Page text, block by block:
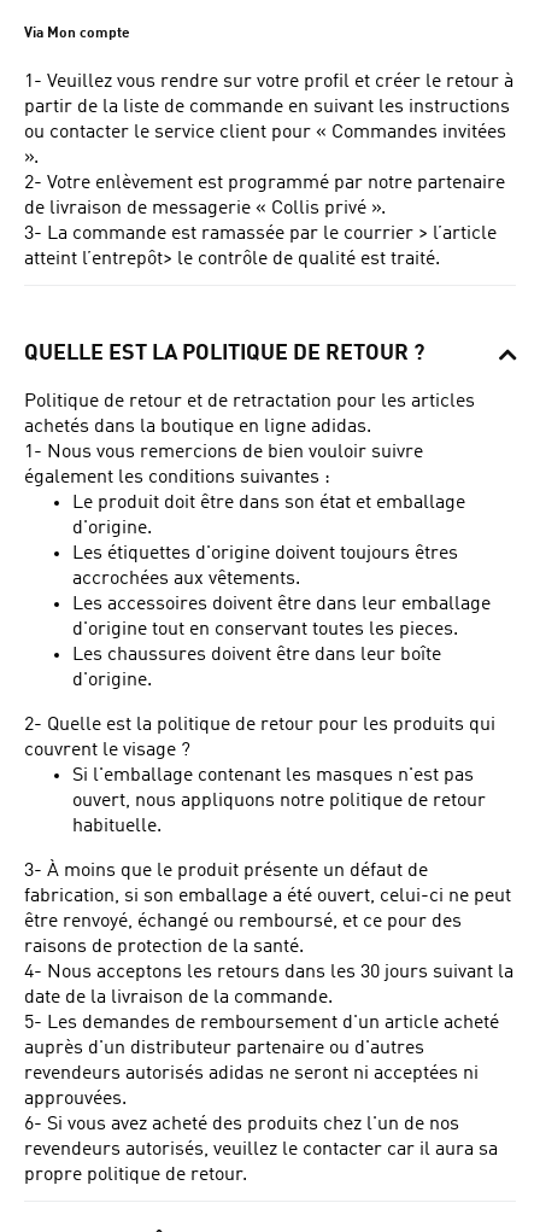
Via Mon compte
1- Veuillez vous rendre sur votre profil et créer le retour à
partir de la liste de commande en suivant les instructions
ou contacter le service client pour « Commandes invitées
».
2- Votre enlèvement est programmé par notre partenaire
de livraison de messagerie « Collis privé ».
3- La commande est ramassée par le courrier > l’article
atteint l’entrepôt> le contrôle de qualité est traité.
QUELLE EST LA POLITIQUE DE RETOUR ?
Politique de retour et de retractation pour les articles
achetés dans la boutique en ligne adidas.
1- Nous vous remercions de bien vouloir suivre
également les conditions suivantes :
Le produit doit être dans son état et emballage
d'origine.
Les étiquettes d'origine doivent toujours êtres
accrochées aux vêtements.
Les accessoires doivent être dans leur emballage
d'origine tout en conservant toutes les pieces.
Les chaussures doivent être dans leur boîte
d'origine.
2- Quelle est la politique de retour pour les produits qui
couvrent le visage ?
Si l'emballage contenant les masques n'est pas
ouvert, nous appliquons notre politique de retour
habituelle.
3- À moins que le produit présente un défaut de
fabrication, si son emballage a été ouvert, celui-ci ne peut
être renvoyé, échangé ou remboursé, et ce pour des
raisons de protection de la santé.
4- Nous acceptons les retours dans les 30 jours suivant la
date de la livraison de la commande.
5- Les demandes de remboursement d'un article acheté
auprès d'un distributeur partenaire ou d'autres
revendeurs autorisés adidas ne seront ni acceptées ni
approuvées.
6- Si vous avez acheté des produits chez l'un de nos
revendeurs autorisés, veuillez le contacter car il aura sa
propre politique de retour.